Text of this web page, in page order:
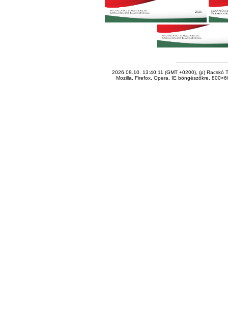
2026.08.10. 13:40:11 (GMT +0200), (p) Racskó
Mozilla, Firefox, Opera, IE böngészőkre,